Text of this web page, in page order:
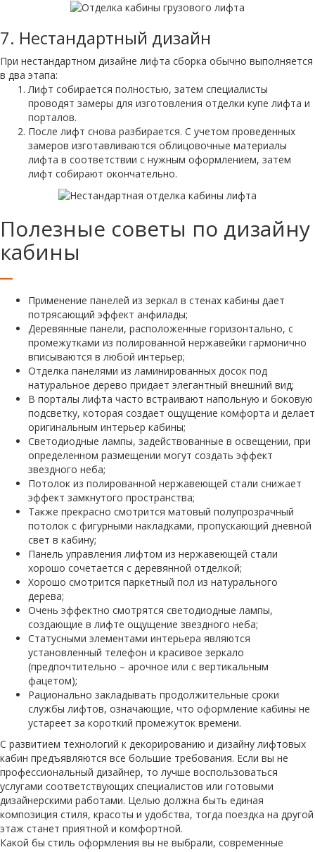
7. Нестандартный дизайн
При нестандартном дизайне лифта сборка обычно выполняется
в два этапа:
Лифт собирается полностью, затем специалисты
проводят замеры для изготовления отделки купе лифта и
порталов.
После лифт снова разбирается. С учетом проведенных
замеров изготавливаются облицовочные материалы
лифта в соответствии с нужным оформлением, затем
лифт собирают окончательно.
Полезные советы по дизайну
кабины
Применение панелей из зеркал в стенах кабины дает
потрясающий эффект анфилады;
Деревянные панели, расположенные горизонтально, с
промежутками из полированной нержавейки гармонично
вписываются в любой интерьер;
Отделка панелями из ламинированных досок под
натуральное дерево придает элегантный внешний вид;
В порталы лифта часто встраивают напольную и боковую
подсветку, которая создает ощущение комфорта и делает
оригинальным интерьер кабины;
Светодиодные лампы, задействованные в освещении, при
определенном размещении могут создать эффект
звездного неба;
Потолок из полированной нержавеющей стали снижает
эффект замкнутого пространства;
Также прекрасно смотрится матовый полупрозрачный
потолок с фигурными накладками, пропускающий дневной
свет в кабину;
Панель управления лифтом из нержавеющей стали
хорошо сочетается с деревянной отделкой;
Хорошо смотрится паркетный пол из натурального
дерева;
Очень эффектно смотрятся светодиодные лампы,
создающие в лифте ощущение звездного неба;
Статусными элементами интерьера являются
установленный телефон и красивое зеркало
(предпочтительно – арочное или с вертикальным
фацетом);
Рационально закладывать продолжительные сроки
службы лифтов, означающие, что оформление кабины не
устареет за короткий промежуток времени.
С развитием технологий к декорированию и дизайну лифтовых
кабин предъявляются все большие требования. Если вы не
профессиональный дизайнер, то лучше воспользоваться
услугами соответствующих специалистов или готовыми
дизайнерскими работами. Целью должна быть единая
композиция стиля, красоты и удобства, тогда поездка на другой
этаж станет приятной и комфортной.
Какой бы стиль оформления вы не выбрали, современные